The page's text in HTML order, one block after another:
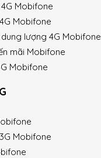
Mobifone
Mobifone
lượng 4G Mobifone
mãi Mobifone
Mobifone
Mobifone